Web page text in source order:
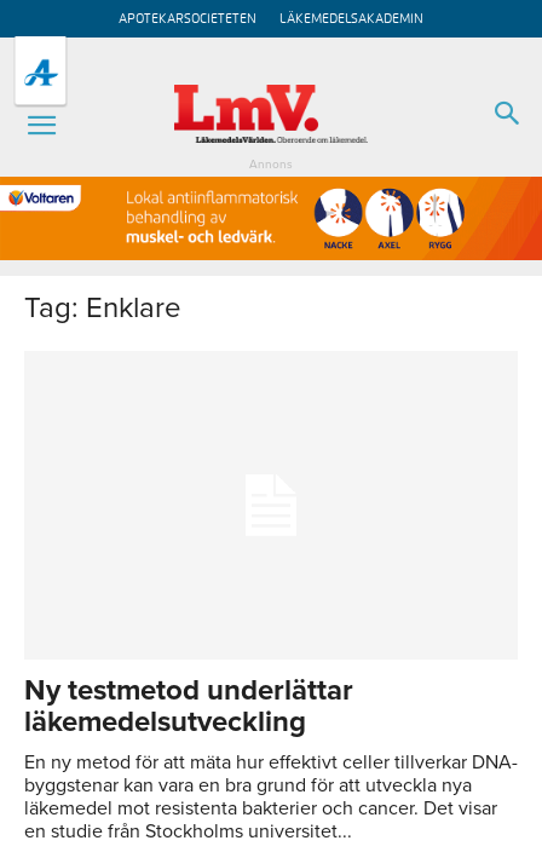
APOTEKARSOCIETETEN LÄKEMEDELSAKADEMIN
Annons
Tag: Enklare
Ny testmetod underlättar
läkemedelsutveckling
En ny metod för att mäta hur effektivt celler tillverkar DNA-
byggstenar kan vara en bra grund för att utveckla nya
läkemedel mot resistenta bakterier och cancer. Det visar
en studie från Stockholms universitet...